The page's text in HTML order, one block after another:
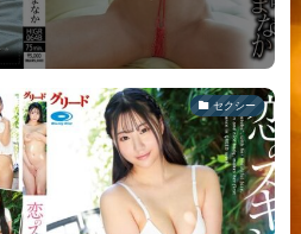
セクシー